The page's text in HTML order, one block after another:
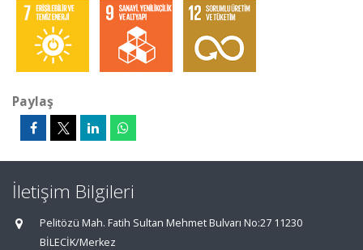
Paylaş
İletişim Bilgileri
Pelitözü Mah. Fatih Sultan Mehmet Bulvarı No:27 11230
BİLECİK/Merkez